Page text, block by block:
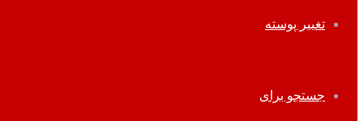
تغییر پوسته
جستجو برای